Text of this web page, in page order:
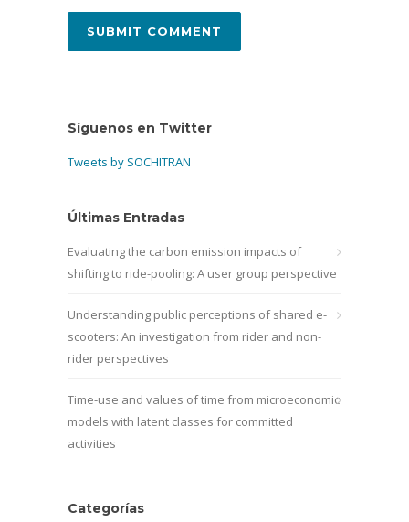
Síguenos en Twitter
Tweets by SOCHITRAN
Últimas Entradas
Evaluating the carbon emission impacts of
shifting to ride-pooling: A user group perspective
Understanding public perceptions of shared e-
scooters: An investigation from rider and non-
rider perspectives
Time-use and values of time from microeconomic
models with latent classes for committed
activities
Categorías